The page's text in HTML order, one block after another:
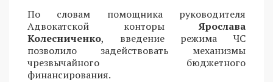
По словам помощника руководителя
Адвокатской конторыЯрослава
Колесниченко, введение режима ЧС
позволило задействовать механизмы
чрезвычайного бюджетного
финансирования.